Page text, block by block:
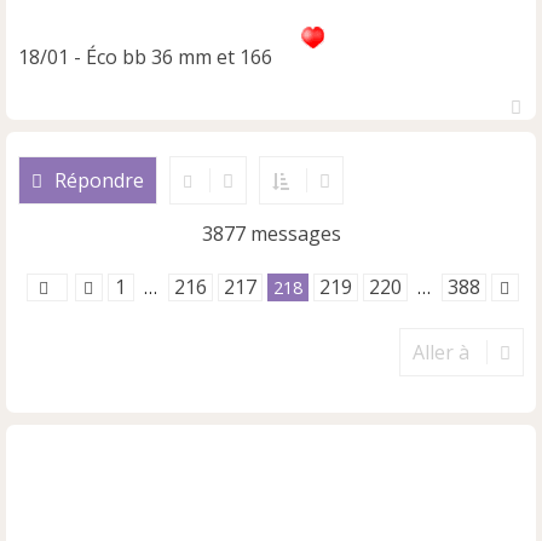
18/01 - Éco bb 36 mm et 166
Répondre
3877 messages
1 … 216 217 218 219 220 … 388
Aller à